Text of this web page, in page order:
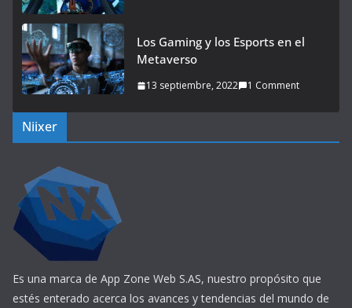
Los Gaming y los Esports en el
Metaverso
13 septiembre, 2022 1 Comment
Niixer
Es una marca de App Zone Web S.AS, nuestro propósito que
estés enterado acerca los avances y tendencias del mundo de